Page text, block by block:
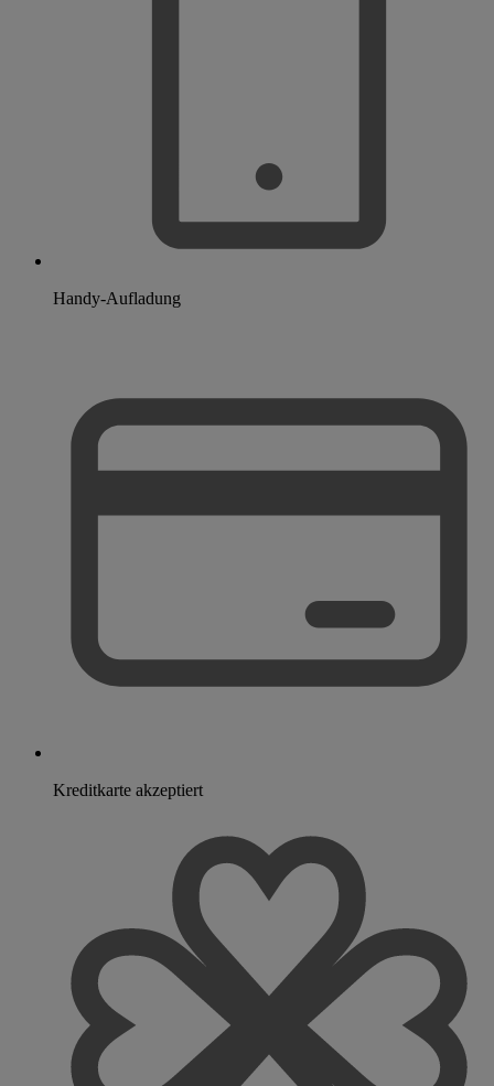
Handy-Aufladung
Kreditkarte akzeptiert